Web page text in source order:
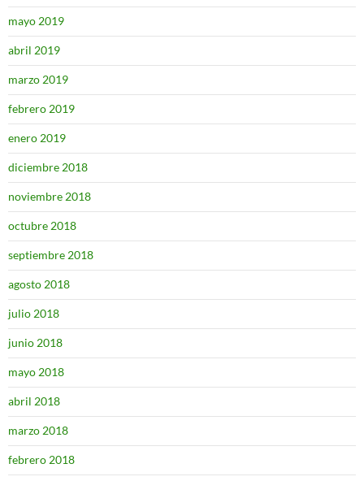
mayo 2019
abril 2019
marzo 2019
febrero 2019
enero 2019
diciembre 2018
noviembre 2018
octubre 2018
septiembre 2018
agosto 2018
julio 2018
junio 2018
mayo 2018
abril 2018
marzo 2018
febrero 2018